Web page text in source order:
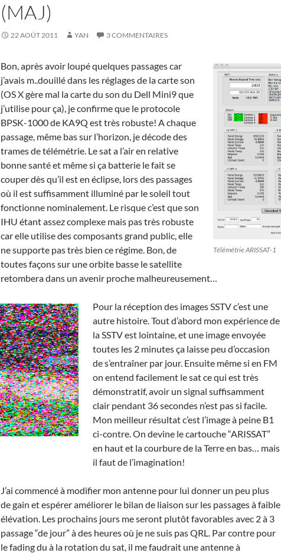
(MAJ)
22 AOÛT 2011 YAN 3 COMMENTAIRES
Télémétrie ARISSAT-1
Bon, après avoir loupé quelques passages car
j’avais m..douillé dans les réglages de la carte son
(OS X gère mal la carte du son du Dell Mini9 que
j’utilise pour ça), je confirme que le protocole
BPSK-1000 de KA9Q est très robuste! A chaque
passage, même bas sur l’horizon, je décode des
trames de télémétrie. Le sat a l’air en relative
bonne santé et même si ça batterie le fait se
couper dès qu’il est en éclipse, lors des passages
où il est suffisamment illuminé par le soleil tout
fonctionne nominalement. Le risque c’est que son
IHU étant assez complexe mais pas très robuste
car elle utilise des composants grand public, elle
ne supporte pas très bien ce régime. Bon, de
toutes façons sur une orbite basse le satellite
retombera dans un avenir proche malheureusement…
Pour la réception des images SSTV c’est une
autre histoire. Tout d’abord mon expérience de
la SSTV est lointaine, et une image envoyée
toutes les 2 minutes ça laisse peu d’occasion
de s’entraîner par jour. Ensuite même si en FM
on entend facilement le sat ce qui est très
démonstratif, avoir un signal suffisamment
clair pendant 36 secondes n’est pas si facile.
Mon meilleur résultat c’est l’image à peine B1
ci-contre. On devine le cartouche “ARISSAT”
en haut et la courbure de la Terre en bas… mais
il faut de l’imagination!
J’ai commencé à modifier mon antenne pour lui donner un peu plus
de gain et espérer améliorer le bilan de liaison sur les passages à faible
élévation. Les prochains jours me seront plutôt favorables avec 2 à 3
passage “de jour” à des heures où je ne suis pas QRL. Par contre pour
le fading du à la rotation du sat, il me faudrait une antenne à